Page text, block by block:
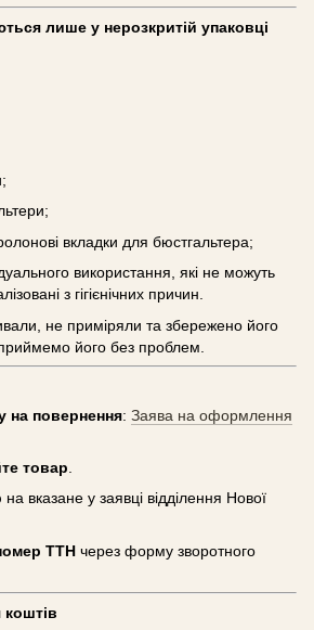
лише у нерозкритій упаковці
вкладки для бюстгальтера;
використання, які не можуть
з гігієнічних причин.
не приміряли та збережено його
його без проблем.
на повернення: Заява на оформлення
товар
на вказане у заявці відділення Нової
ТТН через форму зворотного
коштів